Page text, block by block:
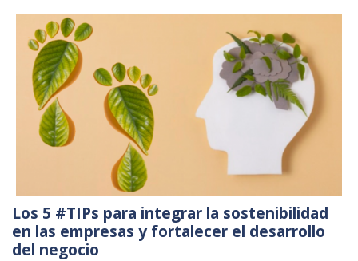
Los 5 #TIPs para integrar la sostenibilidad
en las empresas y fortalecer el desarrollo
del negocio